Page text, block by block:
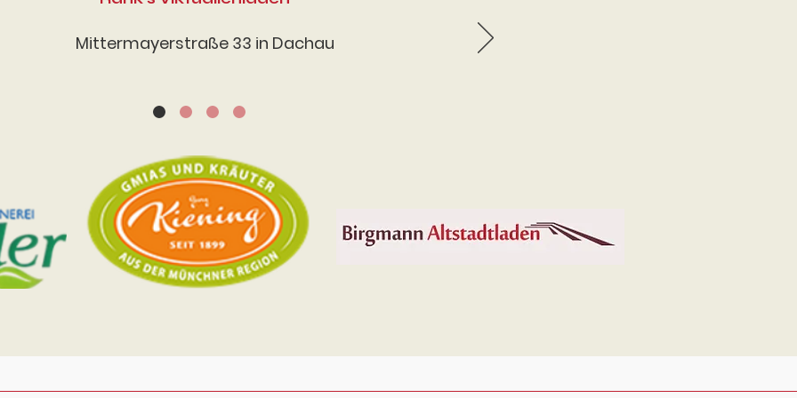
Mittermayerstraße 33 in Dachau